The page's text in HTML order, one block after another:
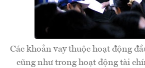
Các khoản vay thuộc hoạt động
cũng như trong hoạt động tài